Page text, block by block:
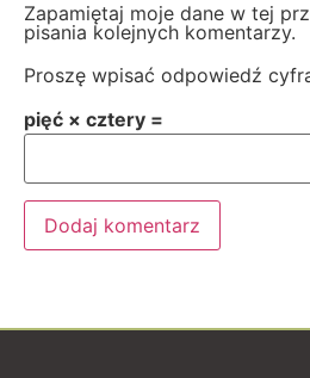
Zapamiętaj moje dane w tej
pisania kolejnych komentarzy.
Proszę wpisać odpowiedź
pięć × cztery =